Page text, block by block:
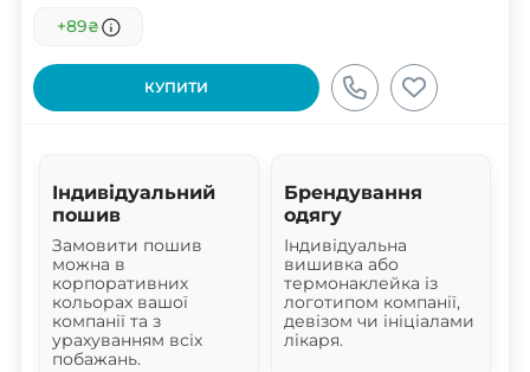
+89₴
КУПИТИ
Індивідуальний
пошив
Замовити пошив
можна в
корпоративних
кольорах вашої
компанії та з
урахуванням всіх
побажань.
Брендування
одягу
Індивідуальна
вишивка або
термонаклейка із
логотипом компанії,
девізом чи ініціалами
лікаря.